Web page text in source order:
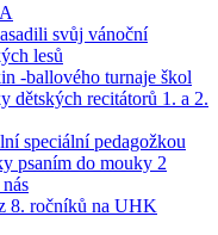
svůj vánoční
lesů
-ballového turnaje škol
dětských recitátorů 1. a 2.
speciální pedagožkou
psaním do mouky 2
8. ročníků na UHK